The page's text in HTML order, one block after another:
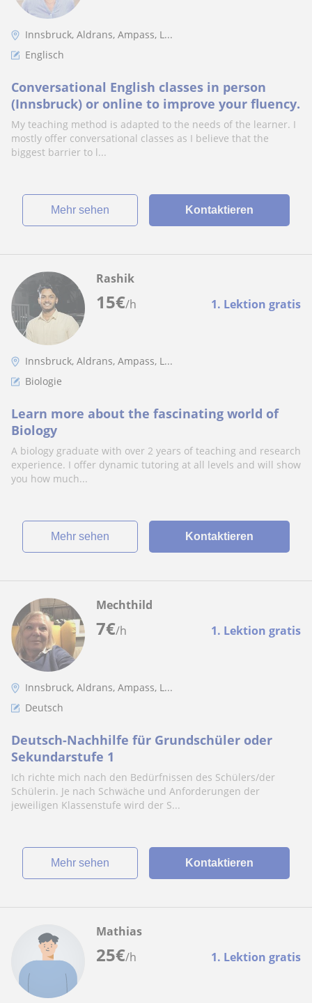
Innsbruck, Aldrans, Ampass, L...
Englisch
Conversational English classes in person
(Innsbruck) or online to improve your fluency.
My teaching method is adapted to the needs of the learner. I
mostly offer conversational classes as I believe that the
biggest barrier to l...
Mehr sehen Kontaktieren
15€/h 1. Lektion gratis
Rashik
Innsbruck, Aldrans, Ampass, L...
Biologie
Learn more about the fascinating world of
Biology
A biology graduate with over 2 years of teaching and research
experience. I offer dynamic tutoring at all levels and will show
you how much...
Mehr sehen Kontaktieren
7€/h 1. Lektion gratis
Mechthild
Innsbruck, Aldrans, Ampass, L...
Deutsch
Deutsch-Nachhilfe für Grundschüler oder
Sekundarstufe 1
Ich richte mich nach den Bedürfnissen des Schülers/der
Schülerin. Je nach Schwäche und Anforderungen der
jeweiligen Klassenstufe wird der S...
Mehr sehen Kontaktieren
25€/h 1. Lektion gratis
Mathias